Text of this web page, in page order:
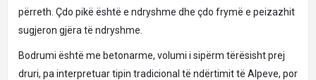
përreth. Çdo pikë është e ndryshme dhe çdo frymë e peizazhit
sugjeron gjëra të ndryshme.
Bodrumi është me betonarme, volumi i sipërm tërësisht prej
druri, pa interpretuar tipin tradicional të ndërtimit të Alpeve, por